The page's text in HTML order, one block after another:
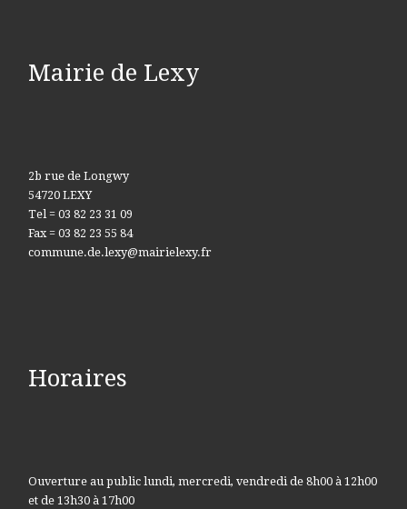
Mairie de Lexy
2b rue de Longwy
54720 LEXY
Tel = 03 82 23 31 09
Fax = 03 82 23 55 84
commune.de.lexy@mairielexy.fr
Horaires
Ouverture au public lundi, mercredi, vendredi de 8h00 à 12h00
et de 13h30 à 17h00